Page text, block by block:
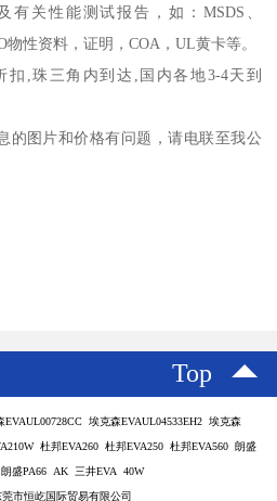
有关性能测试报告，如： MSDS
物性资料，证明，COA ，UL黄卡等。
扣 珠三角内到达 国内各地3-4天到
的图片和价格有问题，请电联至我公
Top
埃克森EVAUL04533EH2 埃克森
杜邦EVA260 杜邦EVA250 杜邦EVA560 朗盛
盛PA66 AK 三井EVA 40W
市恒屹国际贸易有限公司